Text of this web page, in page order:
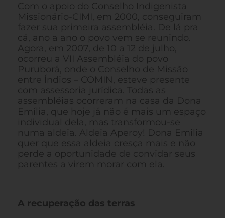
Com o apoio do Conselho Indigenista
Missionário-CIMI, em 2000, conseguiram
fazer sua primeira assembléia. De lá pra
cá, ano a ano o povo vem se reunindo.
Agora, em 2007, de 10 a 12 de julho,
ocorreu a VII Assembléia do povo
Puruborá, onde o Conselho de Missão
entre Índios – COMIN, esteve presente
com assessoria jurídica. Todas as
assembléias ocorreram na casa da Dona
Emília, que hoje já não é mais um espaço
individual dela, mas transformou-se
numa aldeia. Aldeia Aperoy! Dona Emilia
quer que essa aldeia cresça mais e não
perde a oportunidade de convidar seus
parentes a virem morar com ela.
A recuperação das terras